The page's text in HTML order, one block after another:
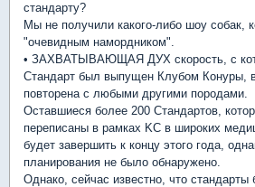
стандарту?
Мы не получили какого-либо шоу собак,
"очевидным намордником".
• ЗАХВАТЫВАЮЩАЯ ДУХ скорость, с
Стандарт был выпущен Клубом Конуры,
повторена с любыми другими породами.
Оставшиеся более 200 Стандартов,
переписаны в рамках KC в широких
будет завершить к концу этого года,
планирования не было обнаружено.
Однако, сейчас известно, что стандарты